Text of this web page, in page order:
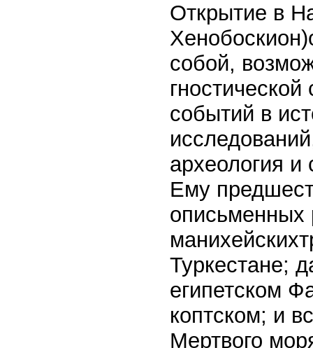
Открытие в
собой,
событий в
археология и
Ему
описьменных
Туркестане;
египетском
коптском; и
Мертвого